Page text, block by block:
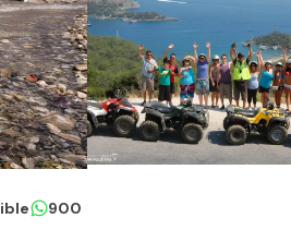
900